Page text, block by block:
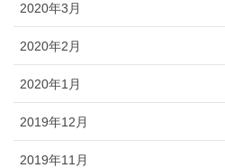
2020年3月
2020年2月
2020年1月
2019年12月
2019年11月